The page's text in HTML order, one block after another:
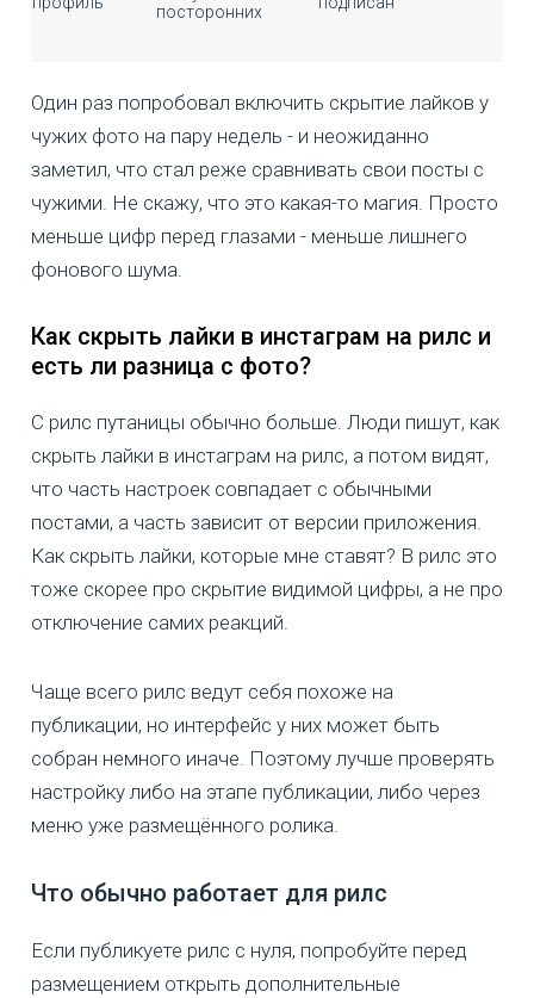
посторонних
Один раз попробовал включить скрытие лайков у
чужих фото на пару недель - и неожиданно
заметил, что стал реже сравнивать свои посты с
чужими. Не скажу, что это какая-то магия. Просто
меньше цифр перед глазами - меньше лишнего
фонового шума.
Как скрыть лайки в инстаграм на рилс и
есть ли разница с фото?
С рилс путаницы обычно больше. Люди пишут, как
скрыть лайки в инстаграм на рилс, а потом видят,
что часть настроек совпадает с обычными
постами, а часть зависит от версии приложения.
Как скрыть лайки, которые мне ставят? В рилс это
тоже скорее про скрытие видимой цифры, а не про
отключение самих реакций.
Чаще всего рилс ведут себя похоже на
публикации, но интерфейс у них может быть
собран немного иначе. Поэтому лучше проверять
настройку либо на этапе публикации, либо через
меню уже размещённого ролика.
Что обычно работает для рилс
Если публикуете рилс с нуля, попробуйте перед
размещением открыть дополнительные